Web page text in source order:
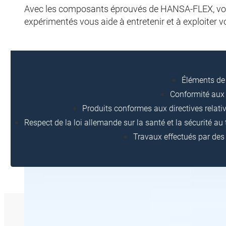
Avec les composants éprouvés de HANSA-FLEX,
expérimentés vous aide à entretenir et à exploiter
Éléments
Conformité
Produits conformes aux directives
Respect de la loi allemande sur la santé et la sécurité
Travaux effectués par